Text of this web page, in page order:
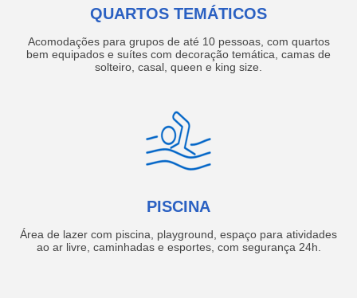
QUARTOS TEMÁTICOS
Acomodações para grupos de até 10 pessoas, com quartos
bem equipados e suítes com decoração temática, camas de
solteiro, casal, queen e king size.
PISCINA
Área de lazer com piscina, playground, espaço para atividades
ao ar livre, caminhadas e esportes, com segurança 24h.